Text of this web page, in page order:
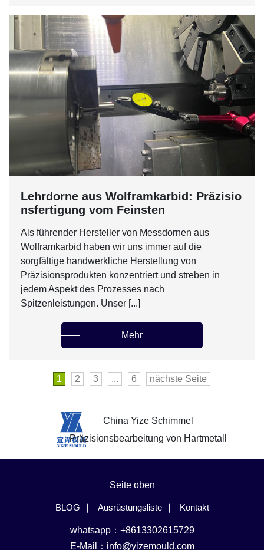
Lehrdorne aus Wolframkarbid: Präzisio
nsfertigung vom Feinsten
Als führender Hersteller von Messdornen aus
Wolframkarbid haben wir uns immer auf die
sorgfältige handwerkliche Herstellung von
Präzisionsprodukten konzentriert und streben in
jedem Aspekt des Prozesses nach
Spitzenleistungen. Unser [...]
Mehr
1 2 3 ... 6 nächste Seite
China Yize Schimmel
Präzisionsbearbeitung von Hartmetall
Seite oben
BLOG Ausrüstungsliste Kontakt
whatsapp：+8613302615729
E-Mail： info@yizemould.com